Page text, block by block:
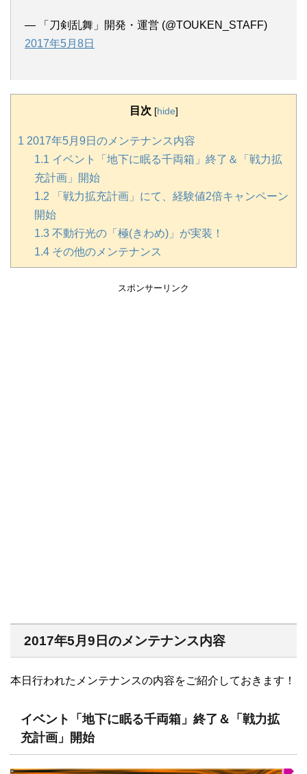
— 「刀剣乱舞」開発・運営 (@TOUKEN_STAFF)
2017年5月8日
目次 [hide]
1 2017年5月9日のメンテナンス内容
1.1 イベント「地下に眠る千両箱」終了＆「戦力拡
充計画」開始
1.2 「戦力拡充計画」にて、経験値2倍キャンペーン
開始
1.3 不動行光の「極(きわめ)」が実装！
1.4 その他のメンテナンス
スポンサーリンク
2017年5月9日のメンテナンス内容
本日行われたメンテナンスの内容をご紹介しておきます！
イベント「地下に眠る千両箱」終了＆「戦力拡
充計画」開始